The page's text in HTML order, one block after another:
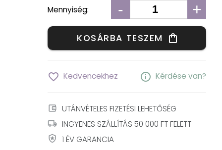
Mennyiség: - +
KOSÁRBA TESZEM shopping_bag
favorite_border Kedvencekhez info Kérdése van?
account_balance_wallet UTÁNVÉTELES FIZETÉSI LEHETŐSÉG
local_shipping INGYENES SZÁLLÍTÁS 50 000 FT FELETT
local_police 1 ÉV GARANCIA